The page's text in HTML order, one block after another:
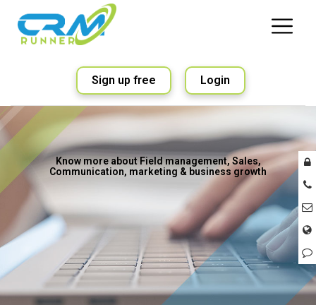
Sign up free Login
Know more about Field management, Sales,
Communication, marketing & business growth